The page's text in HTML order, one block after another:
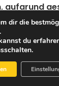
aufgrund
auf
bieten
effiziente
an und
dir die
du